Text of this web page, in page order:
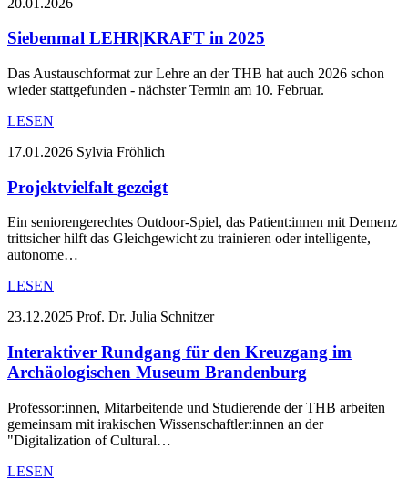
Siebenmal LEHR|KRAFT in 2025
Das Austauschformat zur Lehre an der THB hat auch 2026 schon
wieder stattgefunden - nächster Termin am 10. Februar.
LESEN
17.01.2026 Sylvia Fröhlich
Projektvielfalt gezeigt
Ein seniorengerechtes Outdoor-Spiel, das Patient:innen mit Demenz
trittsicher hilft das Gleichgewicht zu trainieren oder intelligente,
autonome…
LESEN
23.12.2025 Prof. Dr. Julia Schnitzer
Interaktiver Rundgang für den Kreuzgang im
Archäologischen Museum Brandenburg
Professor:innen, Mitarbeitende und Studierende der THB arbeiten
gemeinsam mit irakischen Wissenschaftler:innen an der
"Digitalization of Cultural…
LESEN